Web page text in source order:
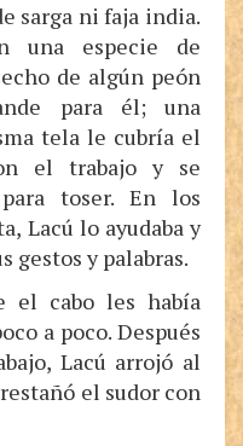
sarga ni faja india.
una especie de
de algún peón
para él; una
tela le cubría el
el trabajo y se
toser. En los
Lacú lo ayudaba y
gestos y palabras.
el cabo les había
a poco. Después
Lacú arrojó al
el sudor con